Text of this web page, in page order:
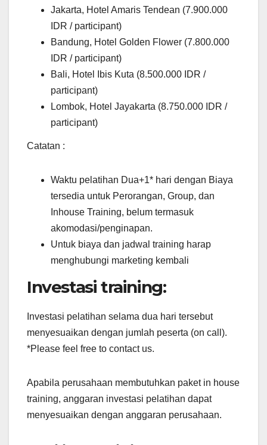
Jakarta, Hotel Amaris Tendean (7.900.000
IDR / participant)
Bandung, Hotel Golden Flower (7.800.000
IDR / participant)
Bali, Hotel Ibis Kuta (8.500.000 IDR /
participant)
Lombok, Hotel Jayakarta (8.750.000 IDR /
participant)
Catatan :
Waktu pelatihan Dua+1* hari dengan Biaya
tersedia untuk Perorangan, Group, dan
Inhouse Training, belum termasuk
akomodasi/penginapan.
Untuk biaya dan jadwal training harap
menghubungi marketing kembali
Investasi training:
Investasi pelatihan selama dua hari tersebut
menyesuaikan dengan jumlah peserta (on call).
*Please feel free to contact us.
Apabila perusahaan membutuhkan paket in house
training, anggaran investasi pelatihan dapat
menyesuaikan dengan anggaran perusahaan.